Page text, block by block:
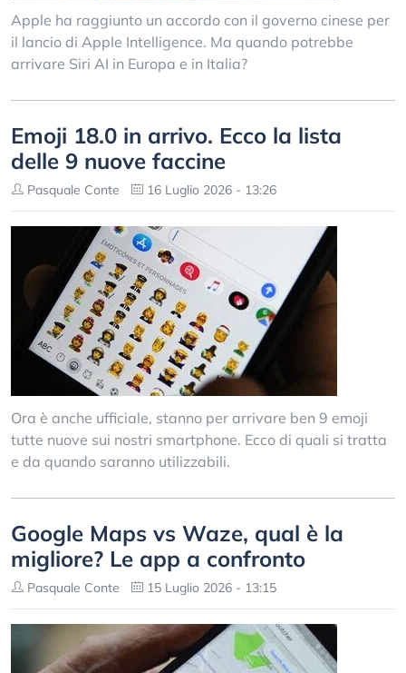
Apple ha raggiunto un accordo con il governo cinese per
il lancio di Apple Intelligence. Ma quando potrebbe
arrivare Siri AI in Europa e in Italia?
Emoji 18.0 in arrivo. Ecco la lista
delle 9 nuove faccine
Pasquale Conte 16 Luglio 2026 - 13:26
Ora è anche ufficiale, stanno per arrivare ben 9 emoji
tutte nuove sui nostri smartphone. Ecco di quali si tratta
e da quando saranno utilizzabili.
Google Maps vs Waze, qual è la
migliore? Le app a confronto
Pasquale Conte 15 Luglio 2026 - 13:15